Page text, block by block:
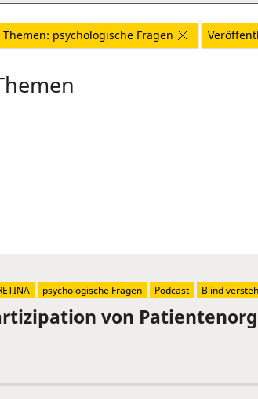
Themen: psychologische Fragen
von
psychologische Fragen Podcast Blind